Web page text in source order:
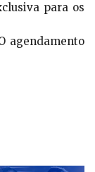
para os
agendamento